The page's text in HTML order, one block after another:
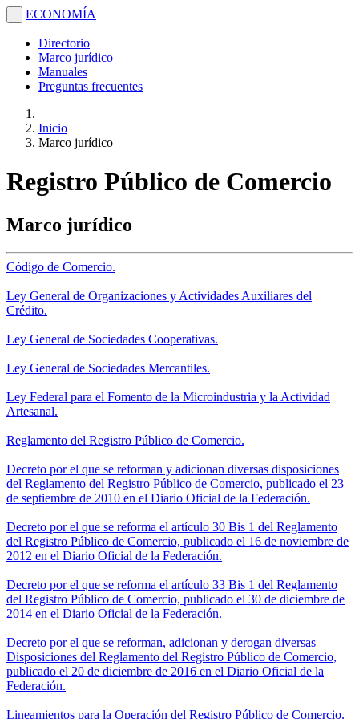
. ECONOMÍA
Directorio
Marco jurídico
Manuales
Preguntas frecuentes
Inicio
Marco jurídico
Registro Público de Comercio
Marco jurídico
Código de Comercio.
Ley General de Organizaciones y Actividades Auxiliares del
Crédito.
Ley General de Sociedades Cooperativas.
Ley General de Sociedades Mercantiles.
Ley Federal para el Fomento de la Microindustria y la Actividad
Artesanal.
Reglamento del Registro Público de Comercio.
Decreto por el que se reforman y adicionan diversas disposiciones
del Reglamento del Registro Público de Comercio, publicado el 23
de septiembre de 2010 en el Diario Oficial de la Federación.
Decreto por el que se reforma el artículo 30 Bis 1 del Reglamento
del Registro Público de Comercio, publicado el 16 de noviembre de
2012 en el Diario Oficial de la Federación.
Decreto por el que se reforma el artículo 33 Bis 1 del Reglamento
del Registro Público de Comercio, publicado el 30 de diciembre de
2014 en el Diario Oficial de la Federación.
Decreto por el que se reforman, adicionan y derogan diversas
Disposiciones del Reglamento del Registro Público de Comercio,
publicado el 20 de diciembre de 2016 en el Diario Oficial de la
Federación.
Lineamientos para la Operación del Registro Público de Comercio.